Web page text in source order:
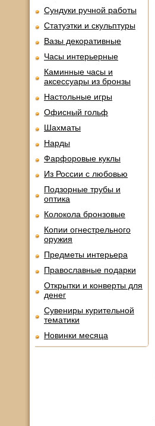
Сундуки ручной работы
Статуэтки и скульптуры
Вазы декоративные
Часы интерьерные
Каминные часы и
аксессуары из бронзы
Настольные игры
Офисный гольф
Шахматы
Нарды
Фарфоровые куклы
Из России с любовью
Подзорные трубы и
оптика
Колокола бронзовые
Копии огнестрельного
оружия
Предметы интерьера
Православные подарки
Открытки и конверты для
денег
Сувениры курительной
тематики
Новинки месяца